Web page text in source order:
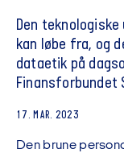
Den
kan løbe fra, og
dataetik på
Finansforbundet
17. MAR. 2023
Den brune